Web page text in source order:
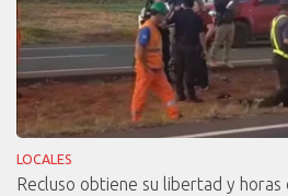
LOCALES
Recluso obtiene su libertad y horas